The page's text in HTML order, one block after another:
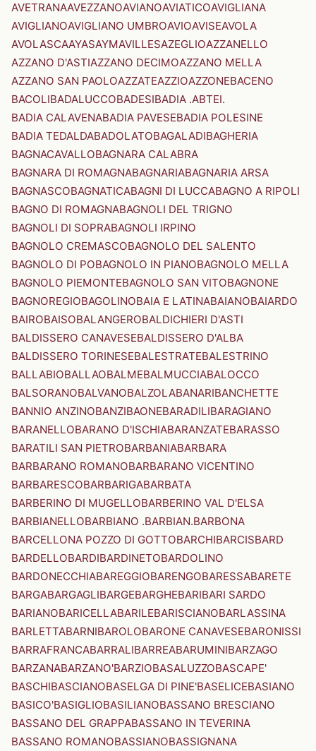
AVETRANAAVEZZANOAVIANOAVIATICOAVIGLIANA
AVIGLIANOAVIGLIANO UMBROAVIOAVISEAVOLA
AVOLASCAAYASAYMAVILLESAZEGLIOAZZANELLO
AZZANO D'ASTIAZZANO DECIMOAZZANO MELLA
AZZANO SAN PAOLOAZZATEAZZIOAZZONEBACENO
BACOLIBADALUCCOBADESIBADIA .ABTEI.
BADIA CALAVENABADIA PAVESEBADIA POLESINE
BADIA TEDALDABADOLATOBAGALADIBAGHERIA
BAGNACAVALLOBAGNARA CALABRA
BAGNARA DI ROMAGNABAGNARIABAGNARIA ARSA
BAGNASCOBAGNATICABAGNI DI LUCCABAGNO A RIPOLI
BAGNO DI ROMAGNABAGNOLI DEL TRIGNO
BAGNOLI DI SOPRABAGNOLI IRPINO
BAGNOLO CREMASCOBAGNOLO DEL SALENTO
BAGNOLO DI POBAGNOLO IN PIANOBAGNOLO MELLA
BAGNOLO PIEMONTEBAGNOLO SAN VITOBAGNONE
BAGNOREGIOBAGOLINOBAIA E LATINABAIANOBAIARDO
BAIROBAISOBALANGEROBALDICHIERI D'ASTI
BALDISSERO CANAVESEBALDISSERO D'ALBA
BALDISSERO TORINESEBALESTRATEBALESTRINO
BALLABIOBALLAOBALMEBALMUCCIABALOCCO
BALSORANOBALVANOBALZOLABANARIBANCHETTE
BANNIO ANZINOBANZIBAONEBARADILIBARAGIANO
BARANELLOBARANO D'ISCHIABARANZATEBARASSO
BARATILI SAN PIETROBARBANIABARBARA
BARBARANO ROMANOBARBARANO VICENTINO
BARBARESCOBARBARIGABARBATA
BARBERINO DI MUGELLOBARBERINO VAL D'ELSA
BARBIANELLOBARBIANO .BARBIAN.BARBONA
BARCELLONA POZZO DI GOTTOBARCHIBARCISBARD
BARDELLOBARDIBARDINETOBARDOLINO
BARDONECCHIABAREGGIOBARENGOBARESSABARETE
BARGABARGAGLIBARGEBARGHEBARIBARI SARDO
BARIANOBARICELLABARILEBARISCIANOBARLASSINA
BARLETTABARNIBAROLOBARONE CANAVESEBARONISSI
BARRAFRANCABARRALIBARREABARUMINIBARZAGO
BARZANABARZANO'BARZIOBASALUZZOBASCAPE'
BASCHIBASCIANOBASELGA DI PINE'BASELICEBASIANO
BASICO'BASIGLIOBASILIANOBASSANO BRESCIANO
BASSANO DEL GRAPPABASSANO IN TEVERINA
BASSANO ROMANOBASSIANOBASSIGNANA